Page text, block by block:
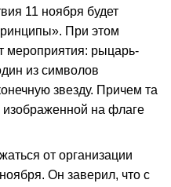
11 ноября будет
При этом
мероприятия: рыцарь-
из символов
звезду. Причем та
изображенной на флаге
от организации
Он заверил, что с